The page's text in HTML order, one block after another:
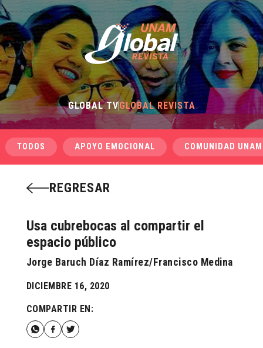
GLOBAL TVGLOBAL REVISTA
TODOS APOYO EMOCIONAL COMUNIDAD UNAM
REGRESAR
Usa cubrebocas al compartir el
espacio público
Jorge Baruch Díaz Ramírez/Francisco Medina
DICIEMBRE 16, 2020
COMPARTIR EN: